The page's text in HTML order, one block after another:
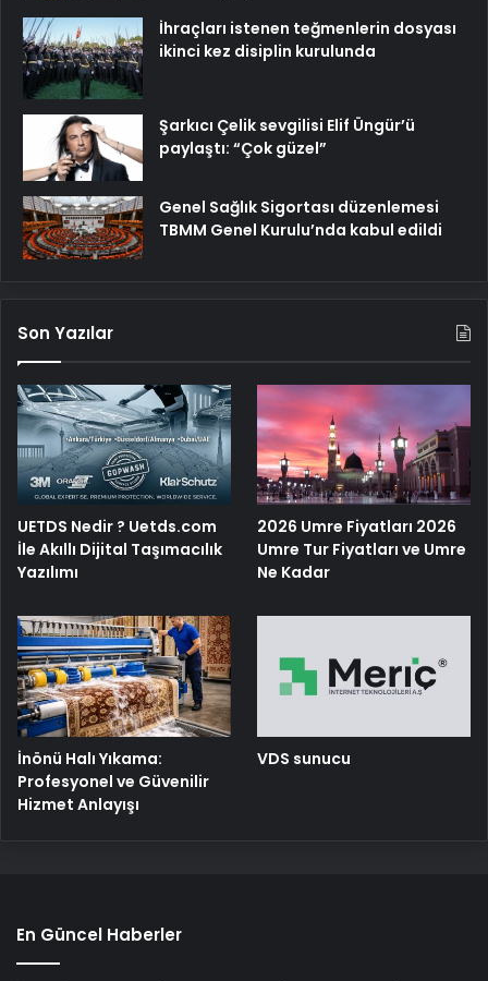
İhraçları istenen teğmenlerin dosyası
ikinci kez disiplin kurulunda
Şarkıcı Çelik sevgilisi Elif Üngür’ü
paylaştı: “Çok güzel”
Genel Sağlık Sigortası düzenlemesi
TBMM Genel Kurulu’nda kabul edildi
Son Yazılar
UETDS Nedir ? Uetds.com
İle Akıllı Dijital Taşımacılık
Yazılımı
2026 Umre Fiyatları 2026
Umre Tur Fiyatları ve Umre
Ne Kadar
İnönü Halı Yıkama:
Profesyonel ve Güvenilir
Hizmet Anlayışı
VDS sunucu
En Güncel Haberler